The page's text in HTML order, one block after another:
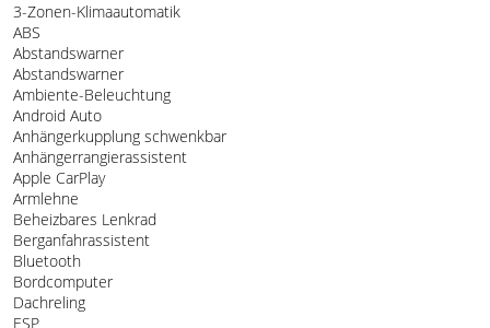
3-Zonen-Klimaautomatik
ABS
Abstandswarner
Abstandswarner
Ambiente-Beleuchtung
Android Auto
Anhängerkupplung schwenkbar
Anhängerrangierassistent
Apple CarPlay
Armlehne
Beheizbares Lenkrad
Berganfahrassistent
Bluetooth
Bordcomputer
Dachreling
ESP